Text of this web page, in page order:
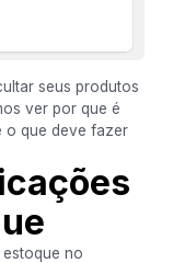
seus produtos
ver por que é
o que deve fazer
no